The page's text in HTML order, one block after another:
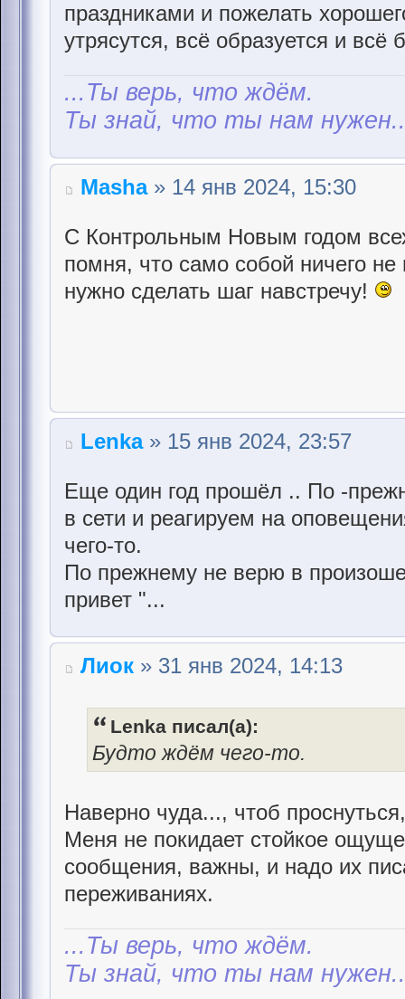
праздниками и пожелать
утрясутся, всё образуется и
...Ты верь, что ждём.
Ты знай, что ты нам
Masha» 14 янв 2024, 15:30
С Контрольным Новым годом
помня, что само собой ничего
нужно сделать шаг навстречу!
Lenka» 15 янв 2024, 23:57
Еще один год прошёл .. По -
в сети и реагируем на
чего-то.
По прежнему не верю в
привет "...
Лиок » 31 янв 2024, 14:13
Lenka писал(а):
Будто ждём чего-то.
Наверно чуда..., чтоб
Меня не покидает стойкое
сообщения, важны, и надо их
переживаниях.
...Ты верь, что ждём.
Ты знай, что ты нам